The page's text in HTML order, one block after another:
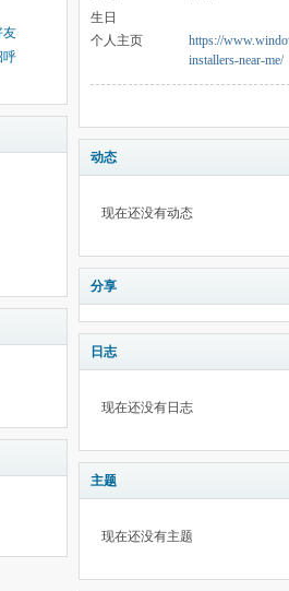
友
呼
生日
个人主页
https://
installers-near-me/
动态
现在还没有动态
分享
日志
现在还没有日志
主题
现在还没有主题